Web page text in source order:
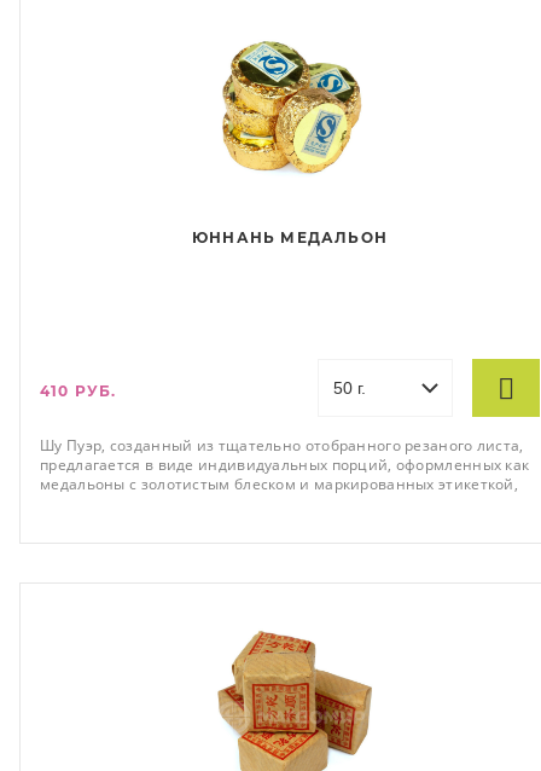
ЮННАНЬ МЕДАЛЬОН
410 РУБ.
Шу Пуэр, созданный из тщательно отобранного резаного листа,
предлагается в виде индивидуальных порций, оформленных как
медальоны с золотистым блеском и маркированных этикеткой,
В его вкусе присутствует насыщенная смолистая глубина Пуэра с